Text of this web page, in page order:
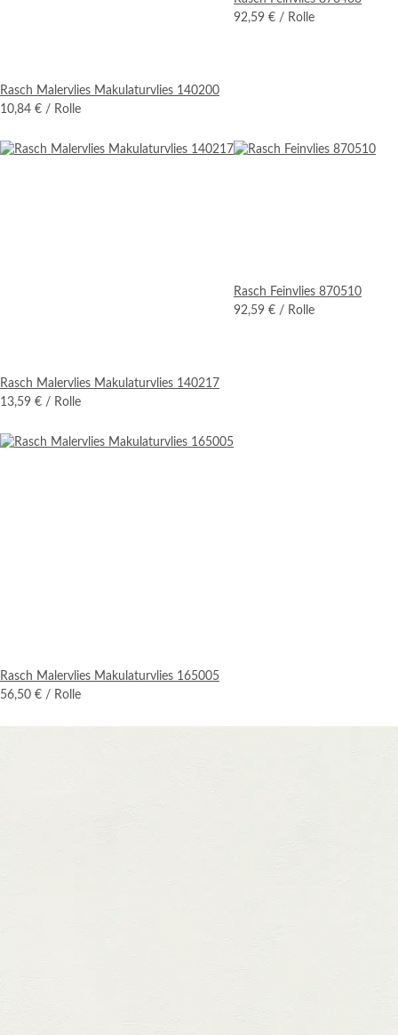
Rasch Malervlies Makulaturvlies 140200
10,84 € / Rolle
92,59 € / Rolle
Rasch Malervlies Makulaturvlies 140217
13,59 € / Rolle
Rasch Feinvlies 870510
92,59 € / Rolle
Rasch Malervlies Makulaturvlies 165005
56,50 € / Rolle